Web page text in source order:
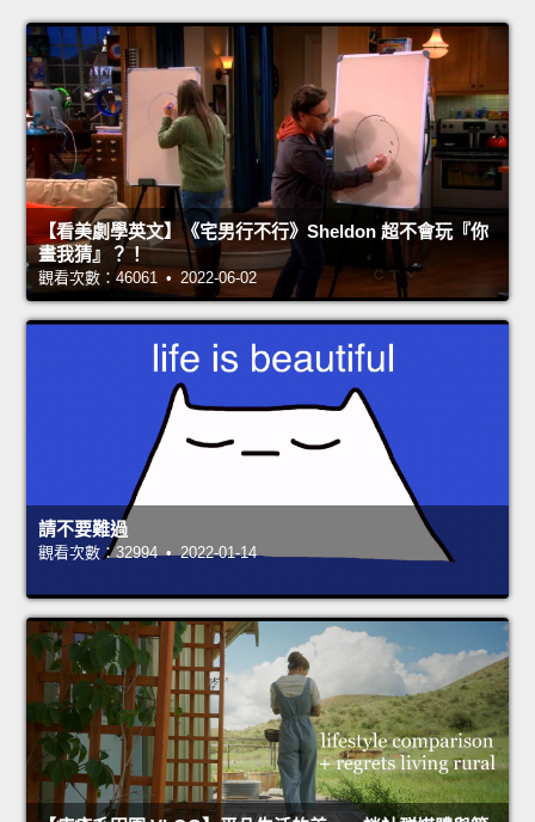
【看美劇學英文】《宅男行不行》Sheldon 超不會玩『你
畫我猜』？！
觀看次數：46061 • 2022-06-02
請不要難過
觀看次數：32994 • 2022-01-14